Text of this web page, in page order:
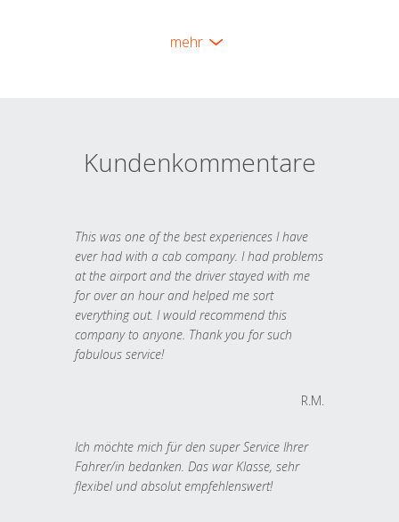
mehr
Kundenkommentare
This was one of the best experiences I have
ever had with a cab company. I had problems
at the airport and the driver stayed with me
for over an hour and helped me sort
everything out. I would recommend this
company to anyone. Thank you for such
fabulous service!
R.M.
Ich möchte mich für den super Service Ihrer
Fahrer/in bedanken. Das war Klasse, sehr
flexibel und absolut empfehlenswert!